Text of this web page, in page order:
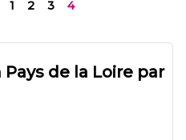
1 2 3 4
de la Loire par